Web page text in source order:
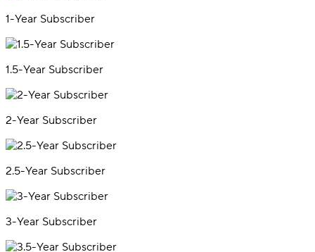
1-Year Subscriber
1.5-Year Subscriber
2-Year Subscriber
2.5-Year Subscriber
3-Year Subscriber